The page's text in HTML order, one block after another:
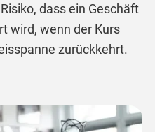
dass ein Geschäft
wird, wenn der Kurs
zurückkehrt.